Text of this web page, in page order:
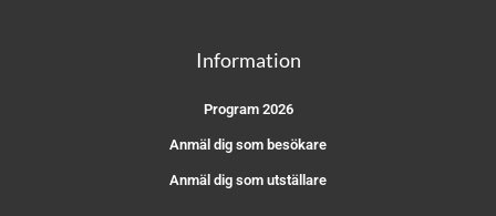
Information
Program 2026
Anmäl dig som besökare
Anmäl dig som utställare